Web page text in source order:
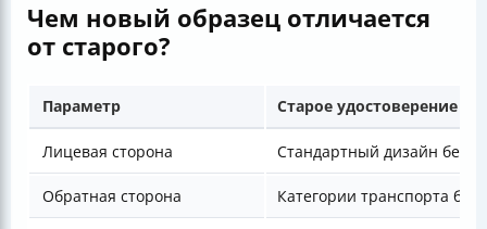
Чем новый образец отличается
от старого?
Параметр Старое удостоверение
Лицевая сторона Стандартный дизайн без
Обратная сторона Категории транспорта